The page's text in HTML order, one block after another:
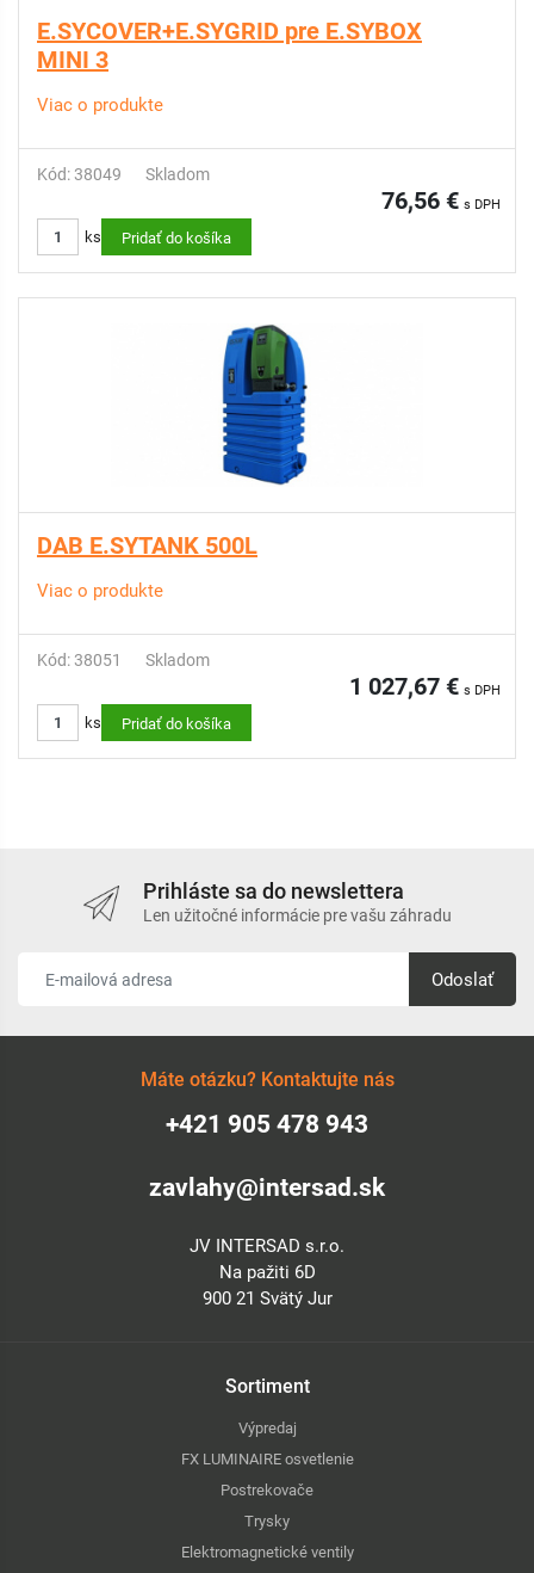
E.SYCOVER+E.SYGRID pre E.SYBOX
MINI 3
Viac o produkte
Kód: 38049 Skladom
76,56 € s DPH
ks Pridať do košíka
DAB E.SYTANK 500L
Viac o produkte
Kód: 38051 Skladom
1 027,67 € s DPH
ks Pridať do košíka
Prihláste sa do newslettera
Len užitočné informácie pre vašu záhradu
Odoslať
Máte otázku? Kontaktujte nás
+421 905 478 943
zavlahy@intersad.sk
JV INTERSAD s.r.o.
Na pažiti 6D
900 21 Svätý Jur
Sortiment
Výpredaj
FX LUMINAIRE osvetlenie
Postrekovače
Trysky
Elektromagnetické ventily